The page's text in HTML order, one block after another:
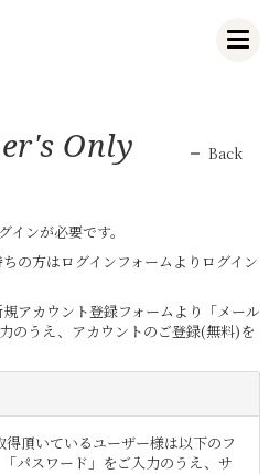
Only Back
ンが必要です。
の方はログインフォームよりログイン
アカウント登録フォームより「メール
のうえ、アカウントのご登録(無料)を
頂いているユーザー様は以下のフ
パスワード」をご入力のうえ、サ